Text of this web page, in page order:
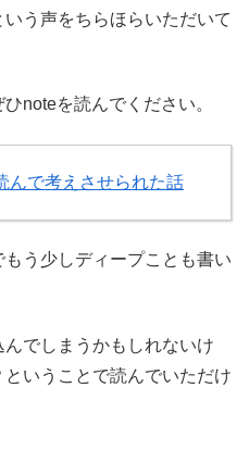
う声をちらほらいただいて
noteを読んでください。
んで考えさせられた話
う少しディープことも書い
でしまうかもしれないけ
いうことで読んでいただけ